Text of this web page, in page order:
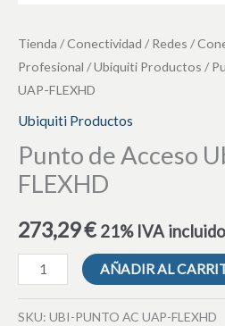
Tienda /Conectividad / Redes /
Profesional /Ubiquiti Productos /
UAP-FLEXHD
Ubiquiti Productos
Punto de Acceso
FLEXHD
273,29€ 21% IVA incluido
AÑADIR AL
SKU: UBI-PUNTO AC UAP-FLEXHD